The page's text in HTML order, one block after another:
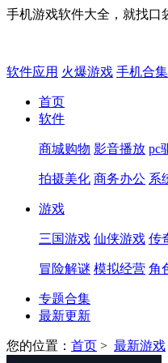
手机游戏软件大全，就找口
软件应用 火爆游戏 手机合集
首页
软件
商城购物 影音播放 pc
拍摄美化 商务办公 系
游戏
三国游戏 仙侠游戏 传
冒险解谜 模拟经营 角
专题合集
最新更新
您的位置： 首页 > 最新游戏